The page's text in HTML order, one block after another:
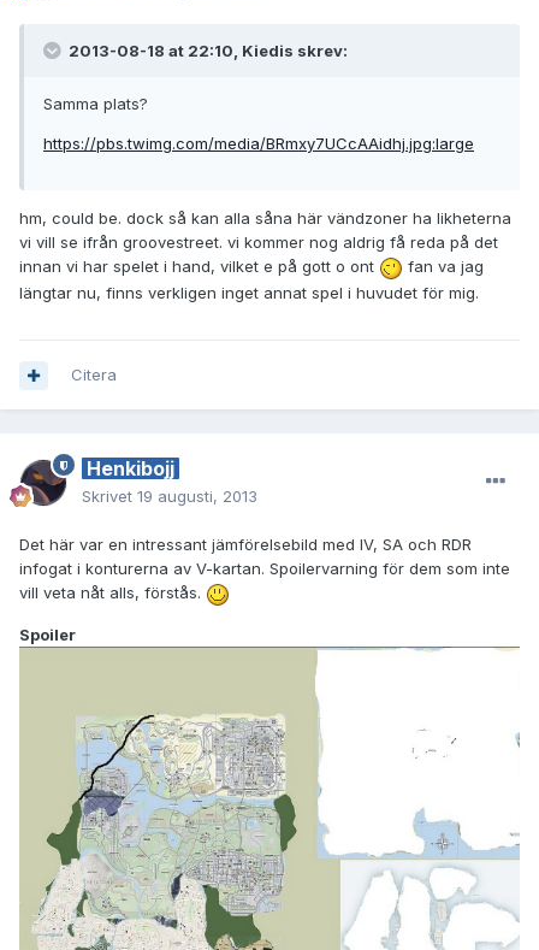
2013-08-18 at 22:10, Kiedis skrev:
Samma plats?
https://pbs.twimg.com/media/BRmxy7UCcAAidhj.jpg:large
hm, could be. dock så kan alla såna här vändzoner ha likheterna
vi vill se ifrån groovestreet. vi kommer nog aldrig få reda på det
innan vi har spelet i hand, vilket e på gott o ont
fan va jag
längtar nu, finns verkligen inget annat spel i huvudet för mig.
Citera
Henkibojj
Skrivet 19 augusti, 2013
Det här var en intressant jämförelsebild med IV, SA och RDR
infogat i konturerna av V-kartan. Spoilervarning för dem som inte
vill veta nåt alls, förstås.
Spoiler